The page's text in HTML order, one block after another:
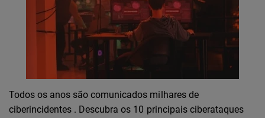
Todos os anos são comunicados milhares de
ciberincidentes . Descubra os 10 principais ciberataques